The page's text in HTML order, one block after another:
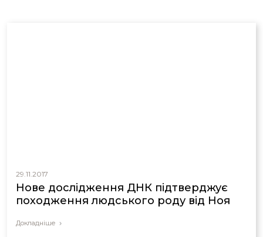
29.11.2017
Нове дослідження ДНК підтверджує
походження людського роду від Ноя
Докладніше